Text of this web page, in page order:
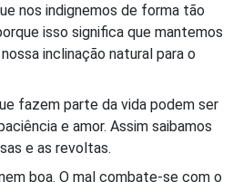
nos indignemos de forma tão
isso significa que mantemos
inclinação natural para o
fazem parte da vida podem ser
e amor. Assim saibamos
e as revoltas.
boa. O mal combate-se com o